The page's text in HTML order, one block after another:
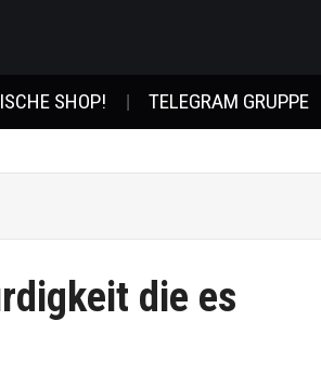
SHOP! TELEGRAM GRUPPE
die es